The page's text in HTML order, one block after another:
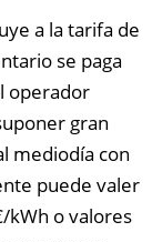
a la tarifa de
se paga
operador
gran
mediodía con
puede valer
kWh o valores